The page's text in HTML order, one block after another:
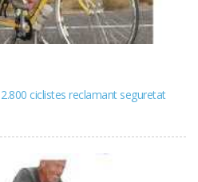
ciclistes reclamant seguretat